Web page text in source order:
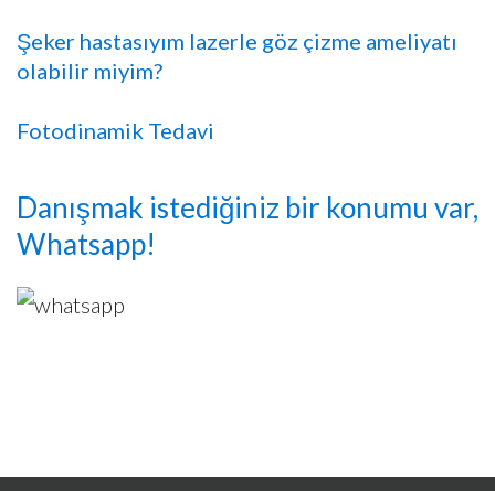
Şeker hastasıyım lazerle göz çizme ameliyatı
olabilir miyim?
Fotodinamik Tedavi
Danışmak istediğiniz bir konumu var,
Whatsapp!